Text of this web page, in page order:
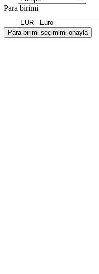
Para birimi
Para birimi seçimimi onayla